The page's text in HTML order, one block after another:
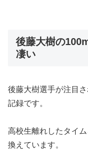
後藤大樹の
凄い
後藤大樹選手が注目
記録です。
高校生離れしたタイ
換えています。